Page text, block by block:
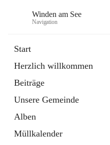
Winden am See
Navigation
Start
Herzlich willkommen
Beiträge
Unsere Gemeinde
Alben
Müllkalender
Externe Webseite
in
Tab
Bebauungsplan
öffnet
in
neuem
Tab